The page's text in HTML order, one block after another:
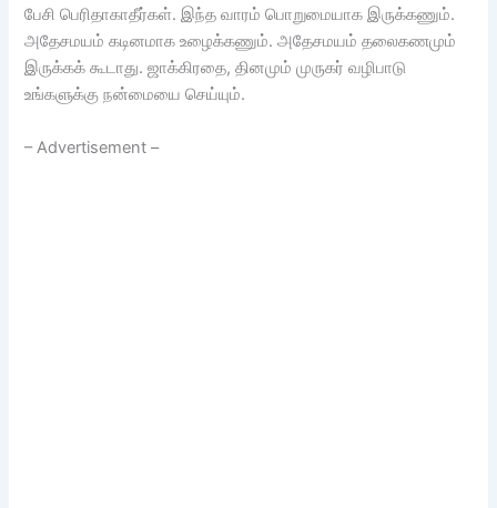
பேசி பெரிதாகாதீர்கள். இந்த வாரம் பொறுமையாக இருக்கணும்.
அதேசமயம் கடினமாக உழைக்கணும். அதேசமயம் தலைகணமும்
இருக்கக் கூடாது. ஜாக்கிரதை, தினமும் முருகர் வழிபாடு
உங்களுக்கு நன்மையை செய்யும்.
– Advertisement –